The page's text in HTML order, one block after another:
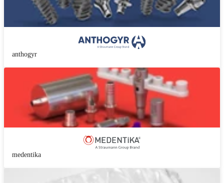
anthogyr
medentika